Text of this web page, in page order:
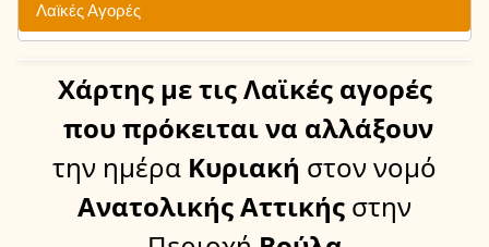
Λαϊκές Αγορές
Χάρτης με τις Λαϊκές αγορές
που πρόκειται να αλλάξουν
την ημέρα Κυριακή στον νομό
Ανατολικής Αττικής στην